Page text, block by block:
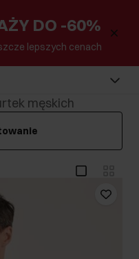
DO -60%
lepszych cenach
męskich